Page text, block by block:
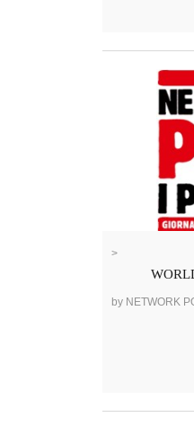
>
by NETWORK